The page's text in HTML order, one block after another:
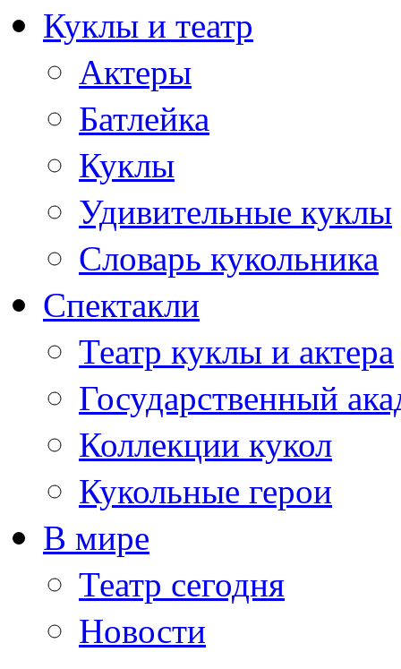
Куклы и театр
Актеры
Батлейка
Куклы
Удивительные куклы
Словарь кукольника
Спектакли
Театр куклы и актера
Государственный
Коллекции кукол
Кукольные герои
В мире
Театр сегодня
Новости